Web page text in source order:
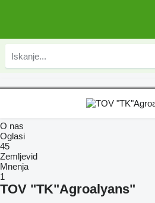
O nas
Oglasi
45
Zemljevid
Mnenja
1
TOV "TK"Agroalyans"